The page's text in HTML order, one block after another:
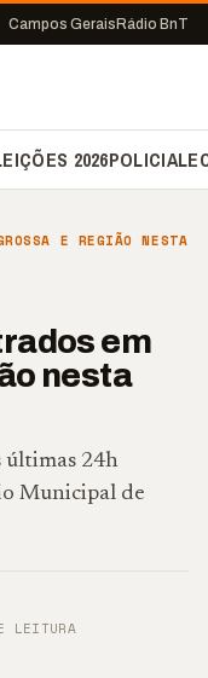
Campos Gerais Rádio BnT
2026POLICIAL
E REGIÃO NESTA
em
nesta
últimas 24h
Municipal de
LEITURA